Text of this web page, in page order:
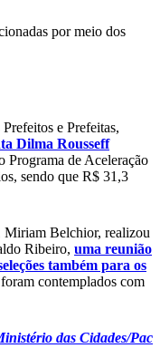
por meio dos
e Prefeitas,
Dilma Rousseff
Programa de Aceleração
sendo que R$ 31,3
Miriam Belchior, realizou
Ribeiro, uma reunião
também para os
contemplados com
das Cidades/Pac